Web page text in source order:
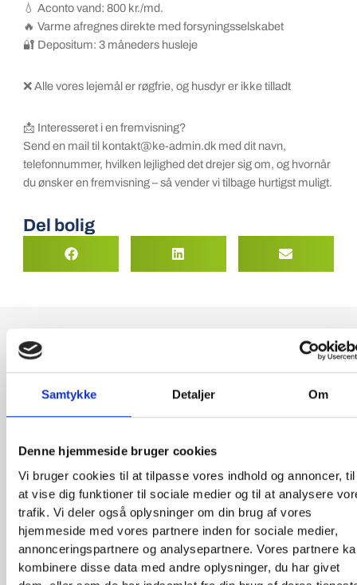
Samtykke Detaljer Om
Denne hjemmeside bruger cookies
Vi bruger cookies til at tilpasse vores indhold og annoncer, til
at vise dig funktioner til sociale medier og til at analysere
trafik. Vi deler også oplysninger om din brug af vores
hjemmeside med vores partnere inden for sociale medier,
annonceringspartnere og analysepartnere. Vores partnere
kombinere disse data med andre oplysninger, du har givet
💧 Aconto vand: 800 kr./md.
🔥 Varme afregnes direkte med forsyningsselskabet
🔐 Depositum: 3 måneders husleje
❌ Alle vores lejemål er røgfrie, og husdyr er ikke tilladt
📩 Interesseret i en fremvisning?
Send en mail til kontakt@ke-admin.dk med dit navn,
telefonnummer, hvilken lejlighed det drejer sig om, og hvornår
du ønsker en fremvisning – så vender vi tilbage hurtigst muligt.
Del bolig
Månedlig husleje 7.200 kr.
Månedlig aconto
Husleje i alt pr. måned 8.000 kr.
Depositum - 3 mdr. 21.600 kr.
Forudbetalt husleje